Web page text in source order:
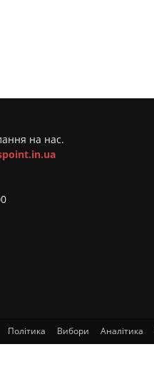
на нас.
Політика Вибори Аналітика